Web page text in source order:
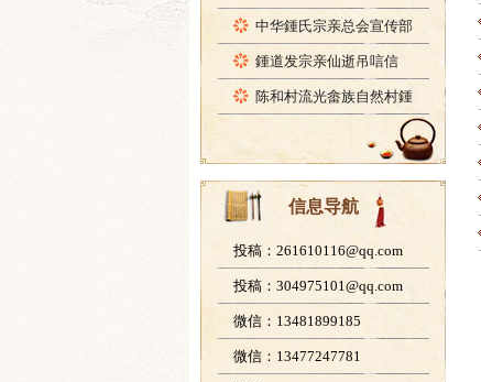
中华鍾氏宗亲总会宣传部
鍾道发宗亲仙逝吊唁信
陈和村流光畲族自然村鍾
信息导航
投稿：261610116@qq.com
投稿：304975101@qq.com
微信：13481899185
微信：13477247781